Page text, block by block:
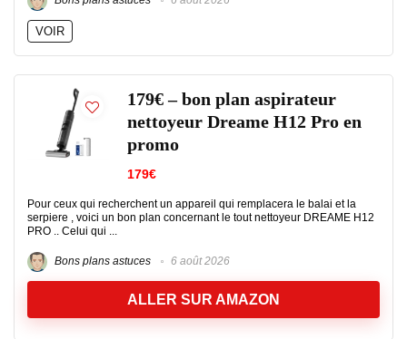
VOIR
179€ – bon plan aspirateur
nettoyeur Dreame H12 Pro en
promo
179€
Pour ceux qui recherchent un appareil qui remplacera le balai et la
serpiere , voici un bon plan concernant le tout nettoyeur DREAME H12
PRO .. Celui qui ...
Bons plans astuces 6 août 2026
ALLER SUR AMAZON